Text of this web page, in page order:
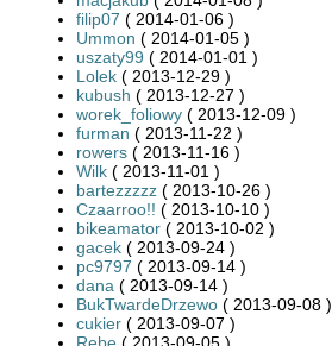
filip07 ( 2014-01-06 )
Ummon ( 2014-01-05 )
uszaty99 ( 2014-01-01 )
Lolek ( 2013-12-29 )
kubush ( 2013-12-27 )
worek_foliowy ( 2013-12-09 )
furman ( 2013-11-22 )
rowers ( 2013-11-16 )
Wilk ( 2013-11-01 )
bartezzzzz ( 2013-10-26 )
Czaarroo!! ( 2013-10-10 )
bikeamator ( 2013-10-02 )
gacek ( 2013-09-24 )
pc9797 ( 2013-09-14 )
dana ( 2013-09-14 )
BukTwardeDrzewo ( 2013-09-08 )
cukier ( 2013-09-07 )
Rebe ( 2013-09-05 )